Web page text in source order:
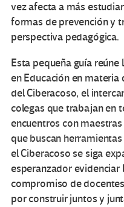
vez afecta a más
formas de prevención y
perspectiva pedagógica.
Esta pequeña guía reúne
en Educación en materia
del Ciberacoso, el
colegas que trabajan en
encuentros con
que buscan
el Ciberacoso se siga
esperanzador evidenciar
compromiso de
por construir juntos y